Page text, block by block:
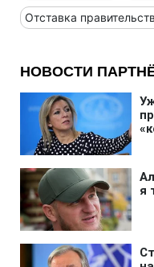
Отставка